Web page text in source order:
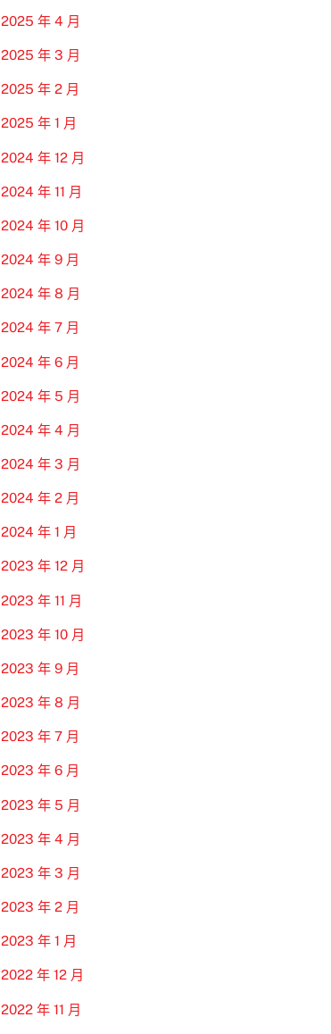
2025 年 4 月
2025 年 3 月
2025 年 2 月
2025 年 1 月
2024 年 12 月
2024 年 11 月
2024 年 10 月
2024 年 9 月
2024 年 8 月
2024 年 7 月
2024 年 6 月
2024 年 5 月
2024 年 4 月
2024 年 3 月
2024 年 2 月
2024 年 1 月
2023 年 12 月
2023 年 11 月
2023 年 10 月
2023 年 9 月
2023 年 8 月
2023 年 7 月
2023 年 6 月
2023 年 5 月
2023 年 4 月
2023 年 3 月
2023 年 2 月
2023 年 1 月
2022 年 12 月
2022 年 11 月